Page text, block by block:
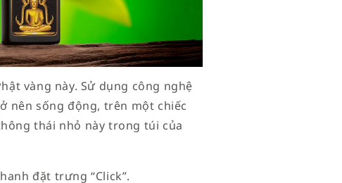
vàng này. Sử dụng công nghệ
nên sống động, trên một chiếc
thái nhỏ này trong túi của
đặt trưng “Click”.